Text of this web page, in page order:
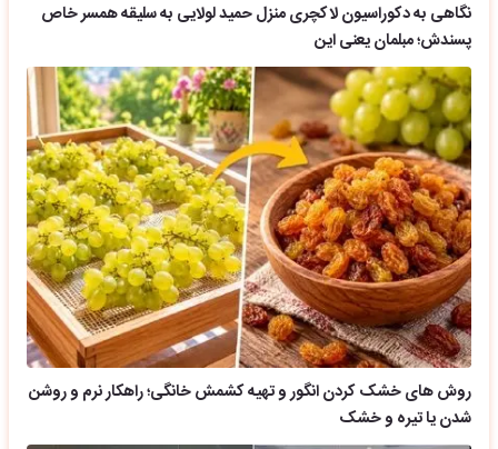
نگاهی به دکوراسیون لاکچری منزل حمید لولایی به سلیقه همسر خاص
پسندش؛ مبلمان یعنی این
روش های خشک کردن انگور و تهیه کشمش خانگی؛ راهکار نرم و روشن
شدن یا تیره و خشک